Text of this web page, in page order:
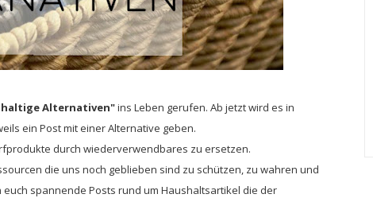
Alternativen"ins Leben gerufen. Ab jetzt wird es in
ein Post mit einer Alternative geben.
durch wiederverwendbares zu ersetzen.
die uns noch geblieben sind zu schützen, zu wahren und
spannende Posts rund um Haushaltsartikel die der